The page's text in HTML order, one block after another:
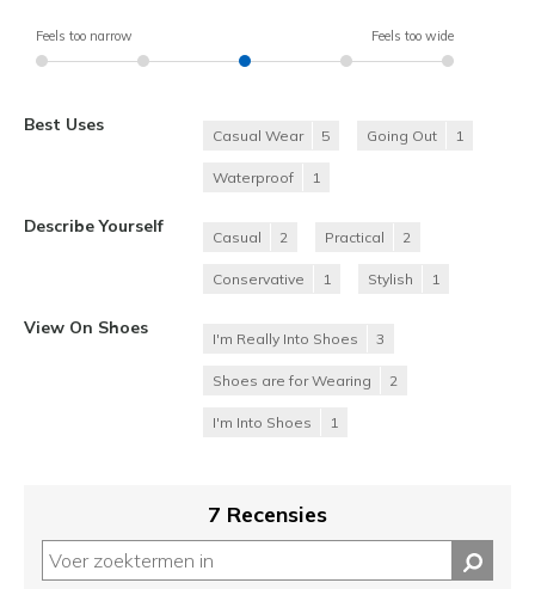
Feels too narrow Feels too wide
Best Uses
Casual Wear 5 Going Out 1
Waterproof 1
Describe Yourself
Casual 2 Practical 2
Conservative 1 Stylish 1
View On Shoes
I'm Really Into Shoes 3
Shoes are for Wearing 2
I'm Into Shoes 1
7 Recensies